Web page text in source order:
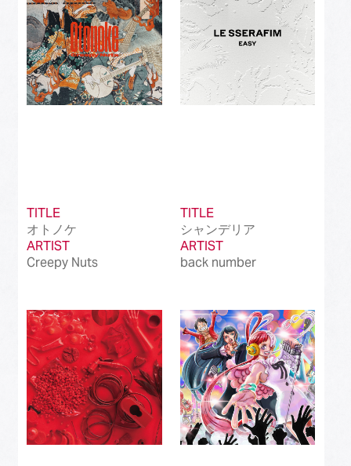
TITLE
オトノケ
ARTIST
Creepy Nuts
TITLE
シャンデリア
ARTIST
back number